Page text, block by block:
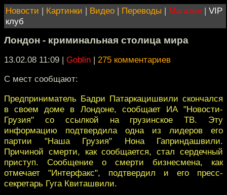
Новости | Картинки | Видео | Переводы | Магазин | VIP
клуб
Лондон - криминальная столица мира
13.02.08 11:09 | Goblin | 275 комментариев
С мест сообщают:
Предприниматель Бадри Патаркацишвили скончался
в своем доме в Лондоне, сообщает ИА "Новости-
Грузия" со ссылкой на грузинское ТВ. Эту
информацию подтвердила одна из лидеров его
партии "Наша Грузия" Нона Гаприндашвили.
Причиной смерти, как сообщается, стал сердечный
приступ. Сообщение о смерти бизнесмена, как
отмечает "Интерфакс", подтвердил и его пресс-
секретарь Гуга Квиташвили.